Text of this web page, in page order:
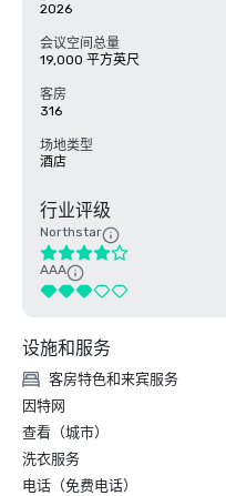
2026
会议空间总量
19,000 平方英尺
客房
316
场地类型
酒店
行业评级
Northstar
AAA
设施和服务
客房特色和来宾服务
因特网
查看（城市）
洗衣服务
电话（免费电话）